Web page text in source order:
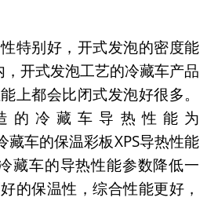
特别好，开式发泡的密度能
开式发泡工艺的冷藏车产品
上都会比闭式发泡好很多。
的冷藏车导热性能为
车的保温彩板XPS导热性能
藏车的导热性能参数降低一
的保温性，综合性能更好，